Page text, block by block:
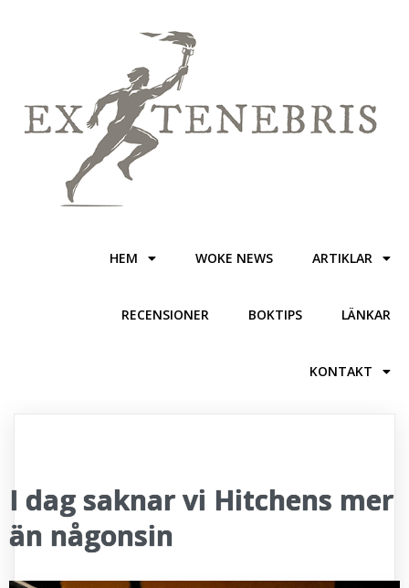
HEM WOKE NEWS ARTIKLAR
RECENSIONER BOKTIPS LÄNKAR
KONTAKT
I dag saknar vi Hitchens mer
än någonsin